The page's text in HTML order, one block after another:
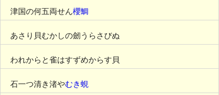
津国の何五両せん櫻鯛
あさり貝むかしの劒うらさびぬ
われからと雀はすずめからす貝
石一つ清き渚やむき蜆